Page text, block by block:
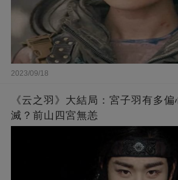
2023/09/18
《云之羽》大結局：宮子羽有多
滅？前山四宮無恙